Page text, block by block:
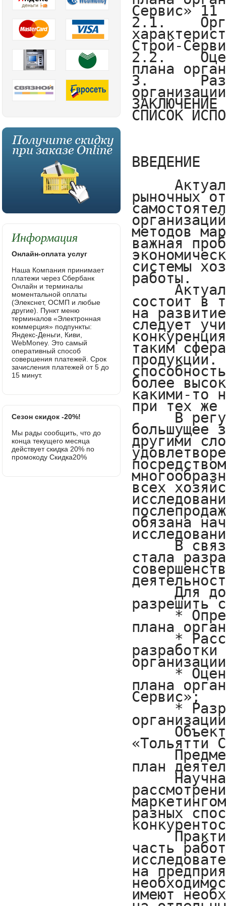
Информация
Онлайн-оплата услуг
Наша Компания принимает
платежи через Сбербанк
Онлайн и терминалы
моментальной оплаты
(Элекснет, ОСМП и любые
другие). Пункт меню
терминалов «Электронная
коммерция» подпункты:
Яндекс-Деньги, Киви,
WebMoney. Это самый
оперативный способ
совершения платежей. Срок
зачисления платежей от 5 до
15 минут.
Сезон скидок -20%!
Мы рады сообщить, что до
конца текущего месяца
действует скидка 20% по
промокоду Скидка20%